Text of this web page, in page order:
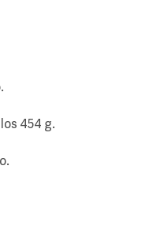
454 g.